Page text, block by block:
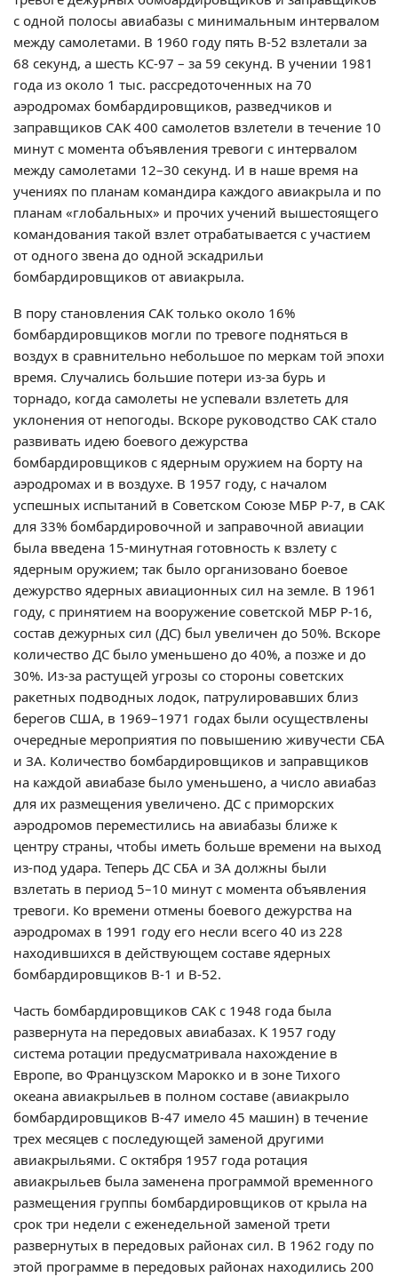
с одной полосы авиабазы с минимальным интервалом
между самолетами. В 1960 году пять В-52 взлетали за
68 секунд, а шесть КС-97 – за 59 секунд. В учении 1981
года из около 1 тыс. рассредоточенных на 70
аэродромах бомбардировщиков, разведчиков и
заправщиков САК 400 самолетов взлетели в течение 10
минут с момента объявления тревоги с интервалом
между самолетами 12–30 секунд. И в наше время на
учениях по планам командира каждого авиакрыла и по
планам «глобальных» и прочих учений вышестоящего
командования такой взлет отрабатывается с участием
от одного звена до одной эскадрильи
бомбардировщиков от авиакрыла.
В пору становления САК только около 16%
бомбардировщиков могли по тревоге подняться в
воздух в сравнительно небольшое по меркам той эпохи
время. Случались большие потери из-за бурь и
торнадо, когда самолеты не успевали взлететь для
уклонения от непогоды. Вскоре руководство САК стало
развивать идею боевого дежурства
бомбардировщиков с ядерным оружием на борту на
аэродромах и в воздухе. В 1957 году, с началом
успешных испытаний в Советском Союзе МБР Р-7, в САК
для 33% бомбардировочной и заправочной авиации
была введена 15-минутная готовность к взлету с
ядерным оружием; так было организовано боевое
дежурство ядерных авиационных сил на земле. В 1961
году, с принятием на вооружение советской МБР Р-16,
состав дежурных сил (ДС) был увеличен до 50%. Вскоре
количество ДС было уменьшено до 40%, а позже и до
30%. Из-за растущей угрозы со стороны советских
ракетных подводных лодок, патрулировавших близ
берегов США, в 1969–1971 годах были осуществлены
очередные мероприятия по повышению живучести СБА
и ЗА. Количество бомбардировщиков и заправщиков
на каждой авиабазе было уменьшено, а число авиабаз
для их размещения увеличено. ДС с приморских
аэродромов переместились на авиабазы ближе к
центру страны, чтобы иметь больше времени на выход
из-под удара. Теперь ДС СБА и ЗА должны были
взлетать в период 5–10 минут с момента объявления
тревоги. Ко времени отмены боевого дежурства на
аэродромах в 1991 году его несли всего 40 из 228
находившихся в действующем составе ядерных
бомбардировщиков В-1 и В-52.
Часть бомбардировщиков САК с 1948 года была
развернута на передовых авиабазах. К 1957 году
система ротации предусматривала нахождение в
Европе, во Французском Марокко и в зоне Тихого
океана авиакрыльев в полном составе (авиакрыло
бомбардировщиков В-47 имело 45 машин) в течение
трех месяцев с последующей заменой другими
авиакрыльями. С октября 1957 года ротация
авиакрыльев была заменена программой временного
размещения группы бомбардировщиков от крыла на
срок три недели с еженедельной заменой трети
развернутых в передовых районах сил. В 1962 году по
этой программе в передовых районах находились 200